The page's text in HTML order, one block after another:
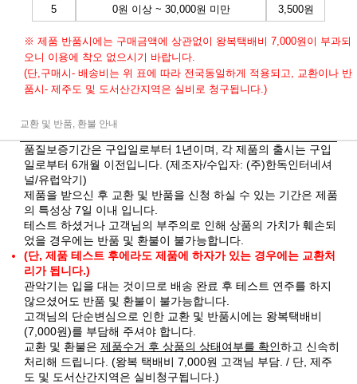
5
0원 이상 ~ 30,000원 미만 3,500원
※ 제품 반품시에는 구매금액에 상관없이 왕복택배비 7,000원이 부과되
오니 이용에 착오 없으시기 바랍니다.
(단,구매시- 배송비는 위 표에 따라 전국동일하게 적용되고, 교환이나 반
품시- 제주도 및 도서산간지역은 실비로 청구됩니다.)
교환 및 반품, 환불 안내
품질보증기간은 구입일로부터 1년이며, 각 제품의 출시는 구입
일로부터 6개월 이전입니다. (제조자/수입자: (주)한독인터네셔
널/유럽악기)
제품을 받으신 후 교환 및 반품을 신청 하실 수 있는 기간은 제품
의 특성상 7일 이내 입니다.
테스트 하셨거나 고객님의 부주의로 인해 상품의 가치가 훼손되
었을 경우에는 반품 및 환불이 불가능합니다.
(단, 제품 테스트 후에라도 제품에 하자가 있는 경우에는 교환처
리가 됩니다.)
관악기는 입을 대는 것이므로 배송 완료 후 테스트 연주를 하지
않으셨어도 반품 및 환불이 불가능합니다.
고객님의 단순변심으로 인한 교환 및 반품시에는 왕복택배비
(7,000원)를 부담해 주셔야 합니다.
교환 및 환불은 제품수거 후 상품의 상태여부를 확인하고 신속히
처리해 드립니다. (왕복 택배비 7,000원 고객님 부담. / 단, 제주
도 및 도서산간지역은 실비청구됩니다.)